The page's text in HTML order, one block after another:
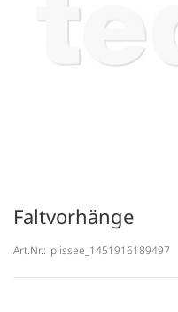
Faltvorhänge
Art.Nr.: plissee_1451916189497